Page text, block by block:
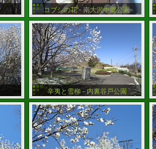
コブシの花 - 南大沢中郷公園
辛夷と雪柳 - 内裏谷戸公園